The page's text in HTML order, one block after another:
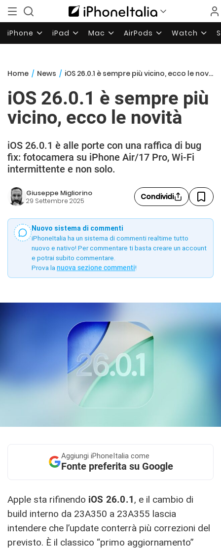
iPhone iPad Mac AirPods Watch
Home / News / iOS 26.0.1 è sempre più vicino, ecco le novità
iOS 26.0.1 è sempre più
vicino, ecco le novità
iOS 26.0.1 è alle porte con una raffica di bug
fix: fotocamera su iPhone Air/17 Pro, Wi-Fi
intermittente e non solo.
Giuseppe Migliorino
29 Settembre 2025 Condividi
Nuovo sistema di commenti
iPhoneItalia ha un sistema di commenti realtime tutto
nuovo e nativo! Per commentare ti basta creare un account
e potrai subito commentare.
Prova la nuova sezione commenti!
Aggiungi iPhoneItalia come
Fonte preferita su Google
Apple sta rifinendo iOS 26.0.1, e il cambio di
build interno da 23A350 a 23A355 lascia
intendere che l’update conterrà più correzioni del
previsto. È il classico “primo aggiornamento”